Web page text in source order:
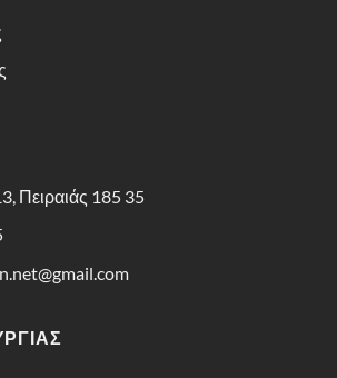
Πειραιάς 185 35